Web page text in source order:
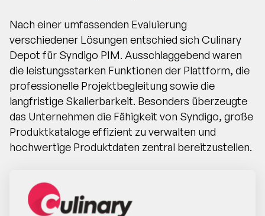
Nach einer umfassenden Evaluierung
verschiedener Lösungen entschied sich Culinary
Depot für Syndigo PIM. Ausschlaggebend waren
die leistungsstarken Funktionen der Plattform, die
professionelle Projektbegleitung sowie die
langfristige Skalierbarkeit. Besonders überzeugte
das Unternehmen die Fähigkeit von Syndigo, große
Produktkataloge effizient zu verwalten und
hochwertige Produktdaten zentral bereitzustellen.